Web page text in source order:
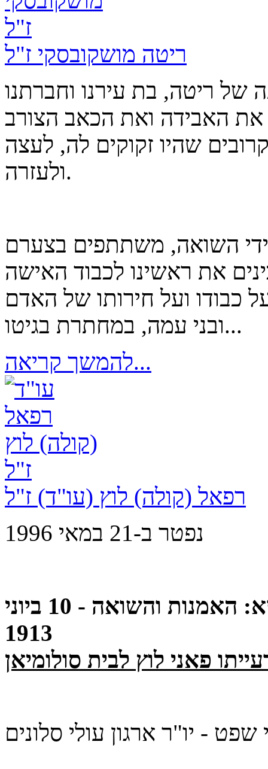
ריטה מושקובסקי ז"ל
של ריטה, בת עירנו וחברתנו
את האבידה ואת הכאב הצורב
שהיו זקוקים לה, לעצה
ולעזרה.
השואה, משתתפים בצערם
את ראשינו לכבוד האישה
ועל חירותו של האדם
ובני עמה, במחתרת בגיטו...
להמשך קריאה...
רפאל (קולה) לוץ (עו"ד) ז"ל
נפטר ב-21 במאי 1996
יום עיון באוניברסיטת ת"א בנושא: האמנות והשואה - 10 ביוני
1913